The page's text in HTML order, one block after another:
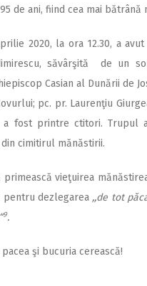
de ani, fiind cea mai bătrână
2020, la ora 12.30, a
săvârşită de un
Casian al Dunării de
pc. pr. Laurenţiu
a fost printre ctitori.
cimitirul mănăstirii.
vieţuirea
pentru dezlegarea ,,de tot
9.
şi bucuria cerească!